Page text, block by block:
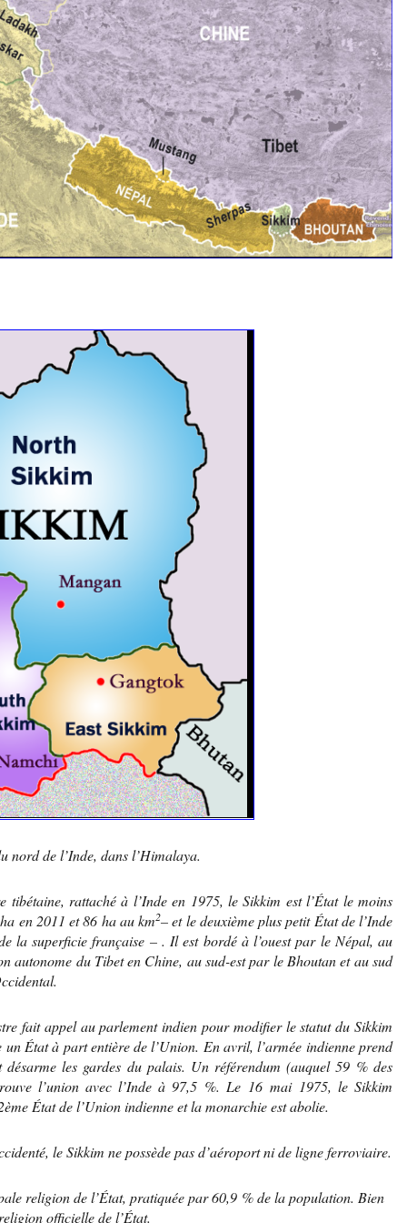
nord de l’Inde, dans l’Himalaya.
tibétaine, rattaché à l’Inde en 1975, le Sikkim est l’État le moins
en 2011 et 86 ha au km2– et le deuxième plus petit État de l’Inde
la superficie française – . Il est bordé à l’ouest par le Népal, au
autonome du Tibet en Chine, au sud-est par le Bhoutan et au sud
fait appel au parlement indien pour modifier le statut du Sikkim
un État à part entière de l’Union. En avril, l’armée indienne prend
les gardes du palais. Un référendum (auquel 59 % des
l’union avec l’Inde à 97,5 %. Le 16 mai 1975, le Sikkim
État de l’Union indienne et la monarchie est abolie.
le Sikkim ne possède pas d’aéroport ni de ligne ferroviaire.
religion de l’État, pratiquée par 60,9 % de la population. Bien
officielle de l’État.